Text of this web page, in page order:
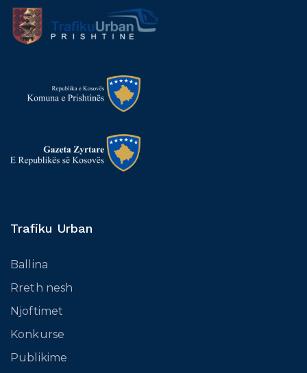
Trafiku Urban
Ballina
Rreth nesh
Njoftimet
Konkurse
Publikime